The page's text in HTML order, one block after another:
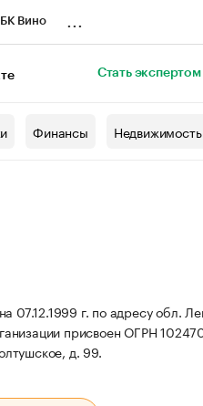
Вино
Стать экспертом
Финансы Недвижимость
г. по адресу обл.
присвоен ОГРН
д. 99.